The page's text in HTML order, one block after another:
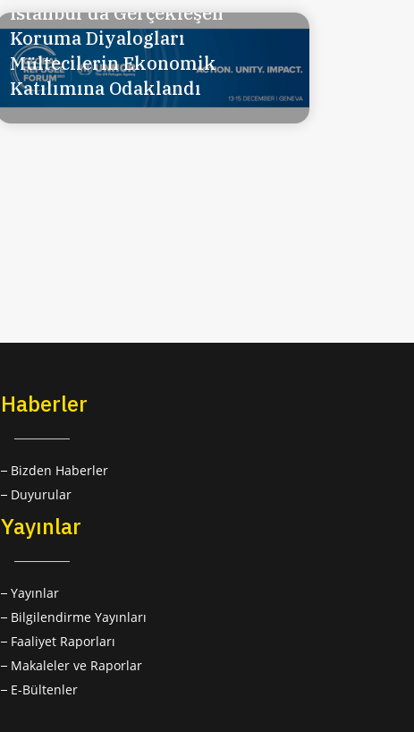
İstanbul'da Gerçekleşen
Koruma Diyalogları
Mültecilerin Ekonomik
Katılımına Odaklandı
Haberler
Bizden Haberler
Duyurular
Yayınlar
Yayınlar
Bilgilendirme Yayınları
Faaliyet Raporları
Makaleler ve Raporlar
E-Bültenler